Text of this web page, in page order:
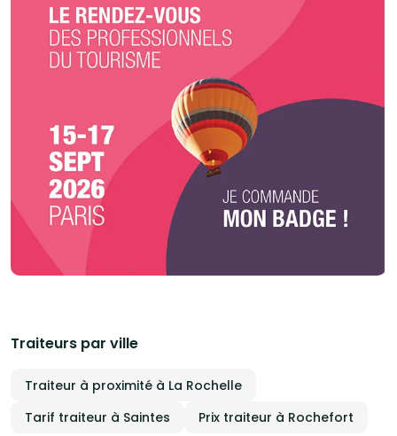
à la hauteur de vos attentes le jour J. Une prise en charge globale et
attentive Une fois le projet validé, Maison K Traiteur Event prend
entièrement les rênes de votre événement. Décoration, logistique,
personnel de service, coordination sur place : tout est pensé et maîtrisé.
Pour un service encore plus attentionné, nous proposons également les
repas des prestataires (photographes, nounous, équipes techniques…),
afin que chacun bénéficie d’une prise en charge optimale. Le jour de votre
événement, notre équipe est présente à vos côtés pour assurer un
déroulement parfait, dans les moindres détails.
Traiteurs par ville
Traiteur à proximité à La Rochelle
Tarif traiteur à Saintes
Prix traiteur à Rochefort